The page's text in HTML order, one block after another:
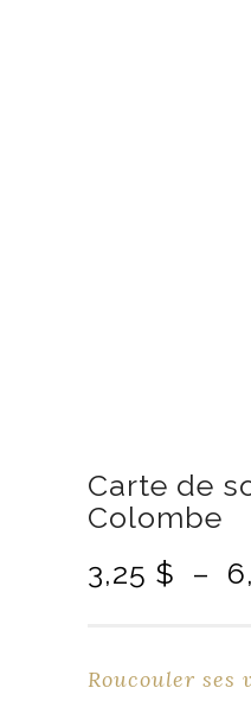
Carte de
Colombe
3,25 $ –
Roucouler ses